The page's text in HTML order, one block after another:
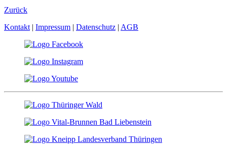
Zurück
Kontakt | Impressum | Datenschutz | AGB